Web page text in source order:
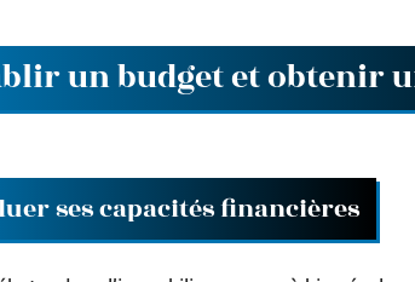
un budget et obtenir
ses capacités financières